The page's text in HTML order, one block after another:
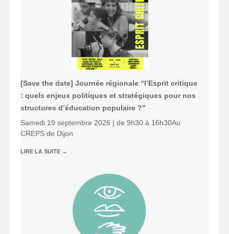
[Save the date] Journée régionale “l’Esprit critique
: quels enjeux politiques et stratégiques pour nos
structures d’éducation populaire ?”
Samedi 19 septembre 2026 | de 9h30 à 16h30Au
CREPS de Dijon
LIRE LA SUITE →